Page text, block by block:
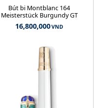
Bút bi Montblanc 164
Meisterstück Burgundy GT
16,800,000VND